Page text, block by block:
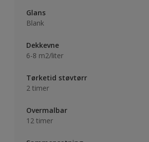
Glans
Blank
Dekkevne
6-8 m2/liter
Tørketid støvtørr
2 timer
Overmalbar
12 timer